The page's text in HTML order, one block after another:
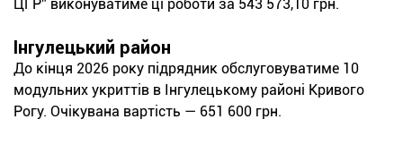
ЦГР” виконуватиме ці роботи за 543 573,10 грн.
Інгулецький район
До кінця 2026 року підрядник обслуговуватиме 10
модульних укриттів в Інгулецькому районі Кривого
Рогу. Очікувана вартість — 651 600 грн.